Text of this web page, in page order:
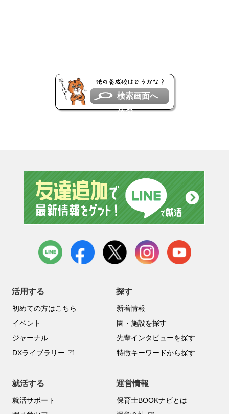
検索画面へ
戻る
LINE facebook instagramyoutube
活用する
初めての方はこちら
イベント
ジャーナル
DXライブラリー
探す
新着情報
園・施設を探す
先輩インタビューを探す
特徴キーワードから探す
就活する
就活サポート
運営情報
保育士BOOKナビとは